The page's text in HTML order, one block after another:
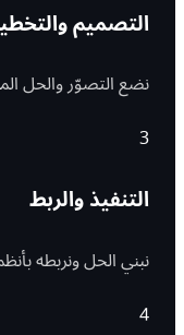
التصميم
نضع التصوّر والحل
3
التنفيذ والربط
نبني الحل ونربطه
4